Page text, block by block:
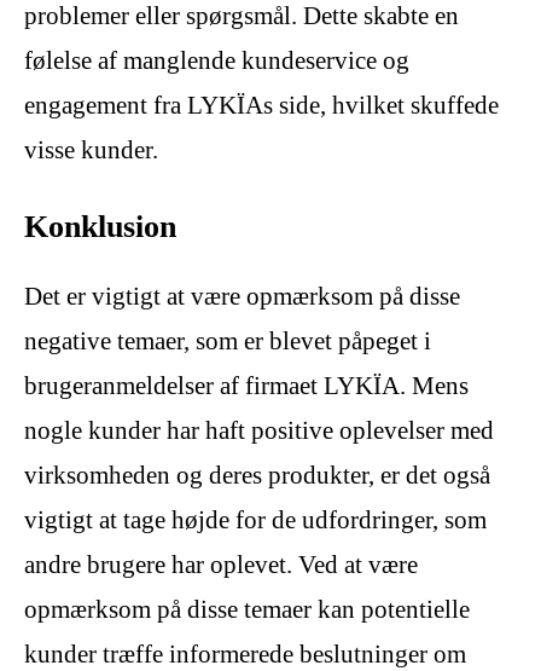
problemer eller spørgsmål. Dette skabte en
følelse af manglende kundeservice og
engagement fra LYKÏAs side, hvilket skuffede
visse kunder.
Konklusion
Det er vigtigt at være opmærksom på disse
negative temaer, som er blevet påpeget i
brugeranmeldelser af firmaet LYKÏA. Mens
nogle kunder har haft positive oplevelser med
virksomheden og deres produkter, er det også
vigtigt at tage højde for de udfordringer, som
andre brugere har oplevet. Ved at være
opmærksom på disse temaer kan potentielle
kunder træffe informerede beslutninger om